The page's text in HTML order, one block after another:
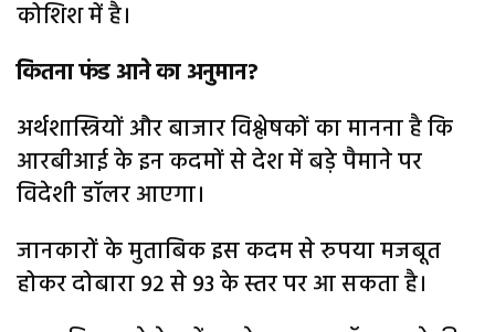
कोशिश में है।
कितना फंड आने का अनुमान?
अर्थशास्त्रियों और बाजार विश्लेषकों का मानना है कि
आरबीआई के इन कदमों से देश में बड़े पैमाने पर
विदेशी डॉलर आएगा।
जानकारों के मुताबिक इस कदम से रुपया मजबूत
होकर दोबारा 92 से 93 के स्तर पर आ सकता है।